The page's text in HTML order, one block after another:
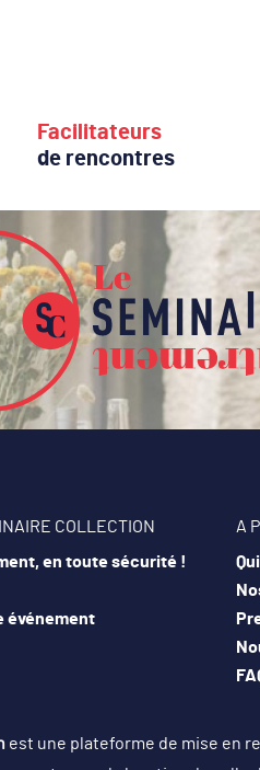
Facilitateurs
de rencontres
COLLECTION
en toute sécurité !
événement
A
est une plateforme de mise en